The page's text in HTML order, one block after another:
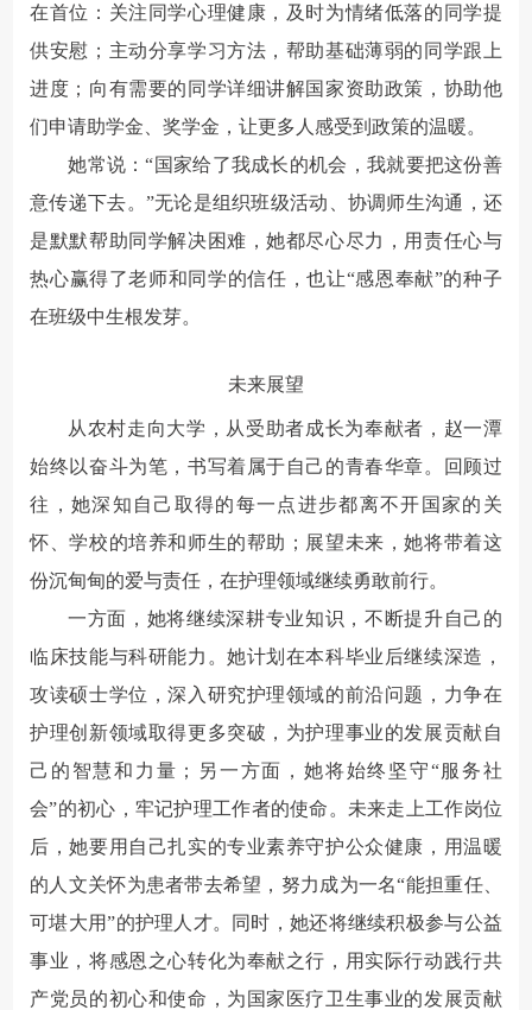
在首位：关注同学心理健康，及时为情绪低落的同学提
供安慰；主动分享学习方法，帮助基础薄弱的同学跟上
进度；向有需要的同学详细讲解国家资助政策，协助他
们申请助学金、奖学金，让更多人感受到政策的温暖。
她常说：“国家给了我成长的机会，我就要把这份善
意传递下去。”无论是组织班级活动、协调师生沟通，还
是默默帮助同学解决困难，她都尽心尽力，用责任心与
热心赢得了老师和同学的信任，也让“感恩奉献”的种子
在班级中生根发芽。
未来展望
从农村走向大学，从受助者成长为奉献者，赵一潭
始终以奋斗为笔，书写着属于自己的青春华章。回顾过
往，她深知自己取得的每一点进步都离不开国家的关
怀、学校的培养和师生的帮助；展望未来，她将带着这
份沉甸甸的爱与责任，在护理领域继续勇敢前行。
一方面，她将继续深耕专业知识，不断提升自己的
临床技能与科研能力。她计划在本科毕业后继续深造，
攻读硕士学位，深入研究护理领域的前沿问题，力争在
护理创新领域取得更多突破，为护理事业的发展贡献自
己的智慧和力量；另一方面，她将始终坚守“服务社
会”的初心，牢记护理工作者的使命。未来走上工作岗位
后，她要用自己扎实的专业素养守护公众健康，用温暖
的人文关怀为患者带去希望，努力成为一名“能担重任、
可堪大用”的护理人才。同时，她还将继续积极参与公益
事业，将感恩之心转化为奉献之行，用实际行动践行共
产党员的初心和使命，为国家医疗卫生事业的发展贡献